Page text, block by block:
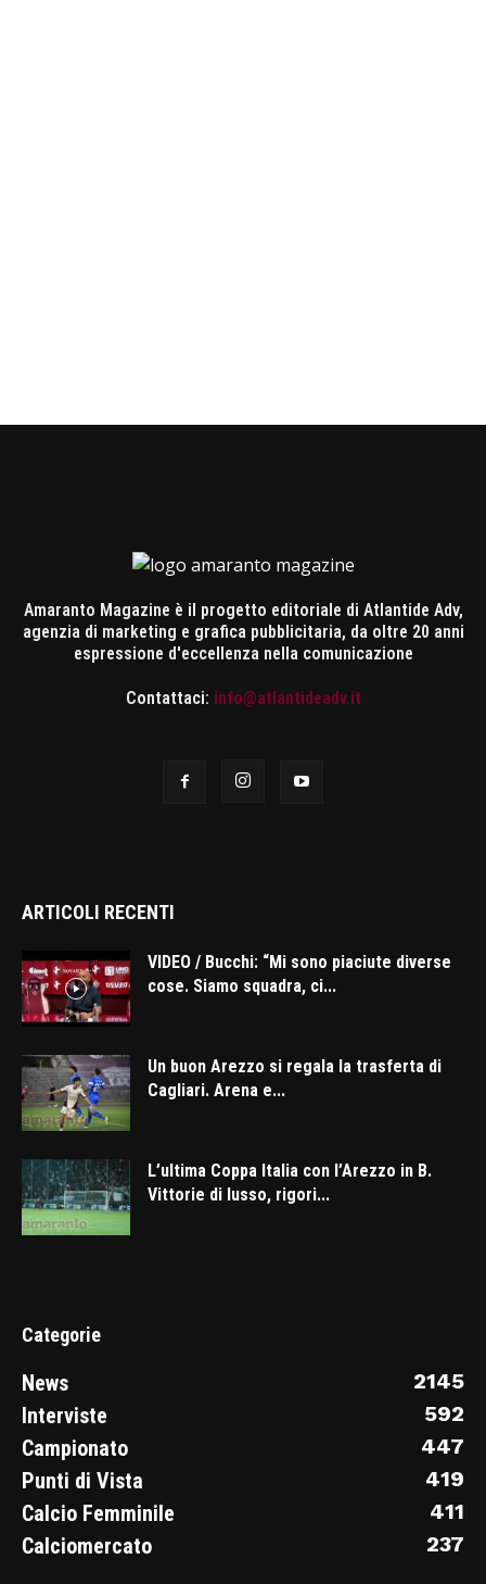
Amaranto Magazine è il progetto editoriale di Atlantide Adv,
agenzia di marketing e grafica pubblicitaria, da oltre 20 anni
espressione d'eccellenza nella comunicazione
Contattaci: info@atlantideadv.it
ARTICOLI RECENTI
VIDEO / Bucchi: “Mi sono piaciute diverse
cose. Siamo squadra, ci...
Un buon Arezzo si regala la trasferta di
Cagliari. Arena e...
L’ultima Coppa Italia con l’Arezzo in B.
Vittorie di lusso, rigori...
Categorie
News
2145
Interviste
592
Campionato
447
Punti di Vista
419
Calcio Femminile
411
Calciomercato
237